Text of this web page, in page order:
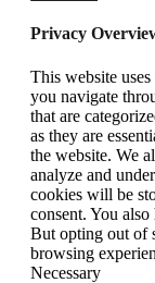
Privacy
This website
you navigate
that are
as they are
the website. We
analyze and
cookies will be
consent. You
But opting out of
browsing
Necessary